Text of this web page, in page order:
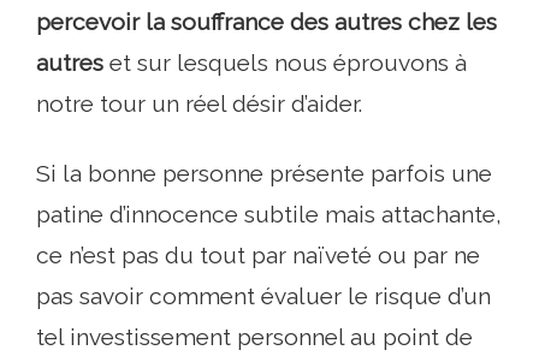
percevoir la souffrance des autres chez les
autres et sur lesquels nous éprouvons à
notre tour un réel désir d’aider.
Si la bonne personne présente parfois une
patine d’innocence subtile mais attachante,
ce n’est pas du tout par naïveté ou par ne
pas savoir comment évaluer le risque d’un
tel investissement personnel au point de